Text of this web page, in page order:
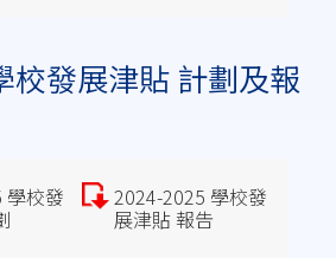
校發展津貼 計劃及報
學校發 2024-2025 學校發
展津貼 報告